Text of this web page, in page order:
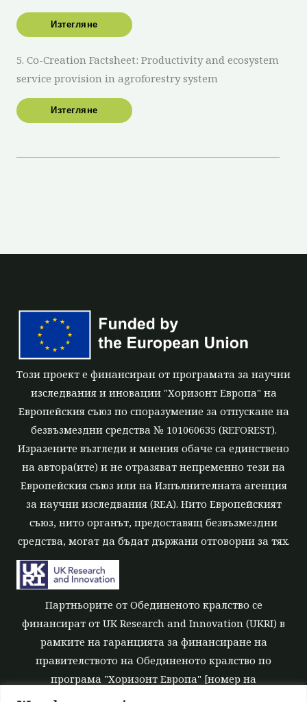
Изтегляне
5. Co-Creation Factsheet: Productivity and ecosystem
service provision in agroforestry system
Изтегляне
Този проект е финансиран от програмата за научни
изследвания и иновации "Хоризонт Европа" на
Европейския съюз по споразумение за отпускане на
безвъзмездни средства № 101060635 (REFOREST).
Изразените възгледи и мнения обаче са единствено
на автора(ите) и не отразяват непременно тези на
Европейския съюз или на Изпълнителната агенция
за научни изследвания (REA). Нито Европейският
съюз, нито органът, предоставящ безвъзмездни
средства, могат да бъдат държани отговорни за тях.
Партньорите от Обединеното кралство се
финансират от UK Research and Innovation (UKRI) в
рамките на гаранцията за финансиране на
правителството на Обединеното кралство по
програма "Хоризонт Европа" [номер на
безвъзмездните средства 10039700].